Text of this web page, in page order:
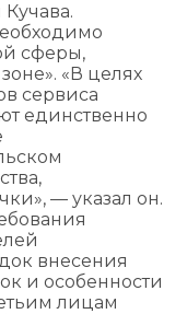
сферы,
«В целях
сервиса
единственно
— указал он.
внесения
и особенности
лицам